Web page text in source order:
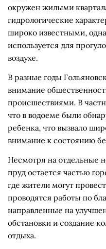
окружен жилыми
гидрологические
широко известными,
используется для
воздухе.
В разные годы
внимание
происшествиями. В
что в водоеме были
ребенка, что вызвало
внимание к состоянию
Несмотря на отдельные
пруд остается частью
где жители могут
проводятся работы по
направленные на
обстановки и создание
отдыха.